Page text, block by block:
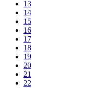
13
14
15
16
17
18
19
20
21
22